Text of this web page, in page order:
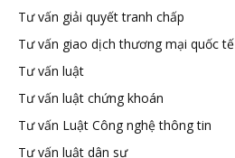
Tư vấn giải quyết tranh chấp
Tư vấn giao dịch thương mại quốc tế
Tư vấn luật
Tư vấn luật chứng khoán
Tư vấn Luật Công nghệ thông tin
Tư vấn luật dân sự